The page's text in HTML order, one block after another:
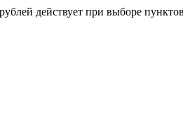
действует при выборе